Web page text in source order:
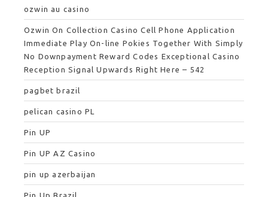
ozwin au casino
Ozwin On Collection Casino Cell Phone Application
Immediate Play On-line Pokies Together With Simply
No Downpayment Reward Codes Exceptional Casino
Reception Signal Upwards Right Here – 542
pagbet brazil
pelican casino PL
Pin UP
Pin UP AZ Casino
pin up azerbaijan
Pin Up Brazil